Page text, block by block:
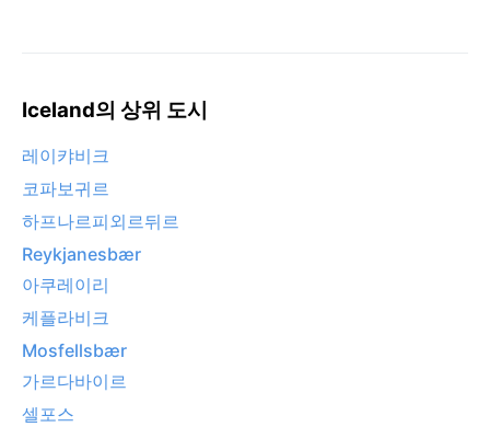
Iceland의 상위 도시
레이캬비크
코파보귀르
하프나르피외르뒤르
Reykjanesbær
아쿠레이리
케플라비크
Mosfellsbær
가르다바이르
셀포스